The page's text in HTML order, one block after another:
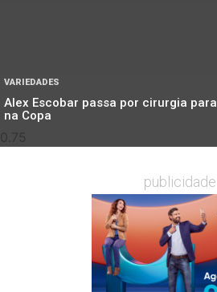
VARIEDADES
Alex Escobar passa por cirurgia
na Copa
publicidade